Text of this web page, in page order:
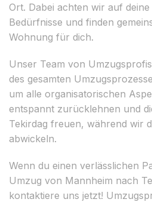
Ort. Dabei achten wir auf deine
Bedürfnisse und finden
Wohnung für dich.
Unser Team von
des gesamten
um alle organisatorischen
entspannt zurücklehnen und
Tekirdag freuen, während wir
abwickeln.
Wenn du einen verlässlichen
Umzug von Mannheim nach
kontaktiere uns jetzt!